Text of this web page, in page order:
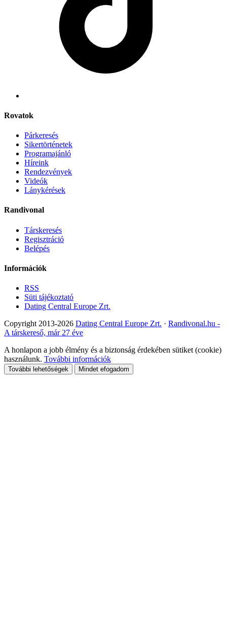
Rovatok
Párkeresés
Sikertörténetek
Programajánló
Híreink
Rendezvények
Videók
Lánykérések
Randivonal
Társkeresés
Regisztráció
Belépés
Információk
RSS
Süti tájékoztató
Dating Central Europe Zrt.
Copyright 2013-2026 Dating Central Europe Zrt. · Randivonal.hu -
A társkereső, már 27 éve
A honlapon a jobb élmény és a biztonság érdekében sütiket (cookie)
használunk. További információk
További lehetőségek Mindet efogadom